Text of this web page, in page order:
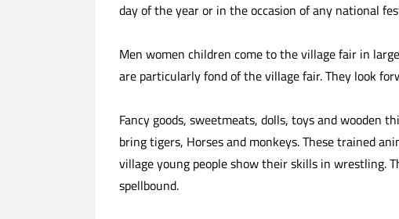
day of the year or in the occasion of any national
Men women children come to the village fair in
are particularly fond of the village fair. They look
Fancy goods, sweetmeats, dolls, toys and wooden
bring tigers, Horses and monkeys. These trained
village young people show their skills in wrestling.
spellbound.